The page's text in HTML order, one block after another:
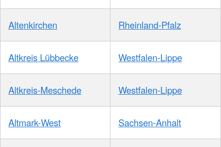
Altenkirchen Rheinland-Pfalz
Altkreis Lübbecke Westfalen-Lippe
Altkreis-Meschede Westfalen-Lippe
Altmark-West Sachsen-Anhalt